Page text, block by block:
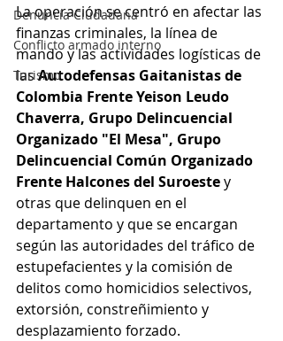
Denuncia Ciudadana
Conflicto armado interno
Turismo
La operación se centró en afectar las
finanzas criminales, la línea de
mando y las actividades logísticas de
las Autodefensas Gaitanistas de
Colombia Frente Yeison Leudo
Chaverra, Grupo Delincuencial
Organizado "El Mesa", Grupo
Delincuencial Común Organizado
Frente Halcones del Suroeste y
otras que delinquen en el
departamento y que se encargan
según las autoridades del tráfico de
estupefacientes y la comisión de
delitos como homicidios selectivos,
extorsión, constreñimiento y
desplazamiento forzado.